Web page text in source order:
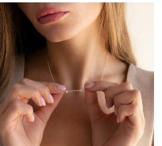
service@drawelry.jp からの
ールフィルターの設定を変
どによりメールの到着が遅
届かない場合は、今後お送
りますので、別のメールアド
たメールを
ださい。原因③メールアド
：お名前とご住所を記載した
信してください。
らお選びいただけます。
はいつまででしょう
注文から 6 日間となりま
？
で保護されております。お
ーに一切保存されません。
会社によって処理されます。
したコンプライアンスに則
ています。お客様に安心かつ